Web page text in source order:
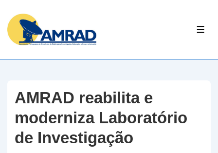
Skip
Content
AMRAD reabilita e
moderniza Laboratório
de Investigação